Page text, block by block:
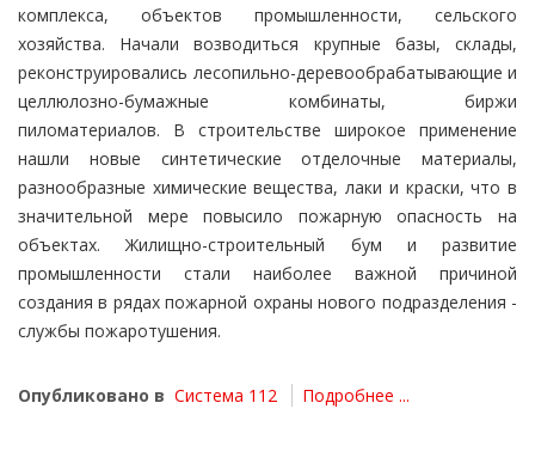
комплекса, объектов промышленности, сельского
хозяйства. Начали возводиться крупные базы, склады,
реконструировались лесопильно-деревообрабатывающие и
целлюлозно-бумажные комбинаты, биржи
пиломатериалов. В строительстве широкое применение
нашли новые синтетические отделочные материалы,
разнообразные химические вещества, лаки и краски, что в
значительной мере повысило пожарную опасность на
объектах. Жилищно-строительный бум и развитие
промышленности стали наиболее важной причиной
создания в рядах пожарной охраны нового подразделения -
службы пожаротушения.
Опубликовано в Система 112 Подробнее ...